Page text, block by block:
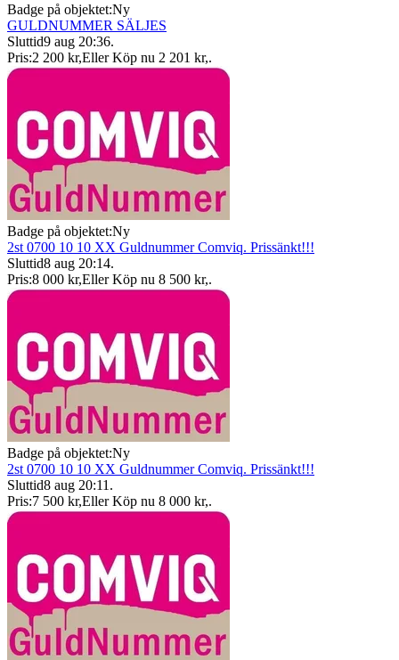
Badge på objektet:Ny
GULDNUMMER SÄLJES
Sluttid9 aug 20:36.
Pris:2 200 kr,Eller Köp nu 2 201 kr,.
Badge på objektet:Ny
2st 0700 10 10 XX Guldnummer Comviq. Prissänkt!!!
Sluttid8 aug 20:14.
Pris:8 000 kr,Eller Köp nu 8 500 kr,.
Badge på objektet:Ny
2st 0700 10 10 XX Guldnummer Comviq. Prissänkt!!!
Sluttid8 aug 20:11 .
Pris:7 500 kr,Eller Köp nu 8 000 kr,.